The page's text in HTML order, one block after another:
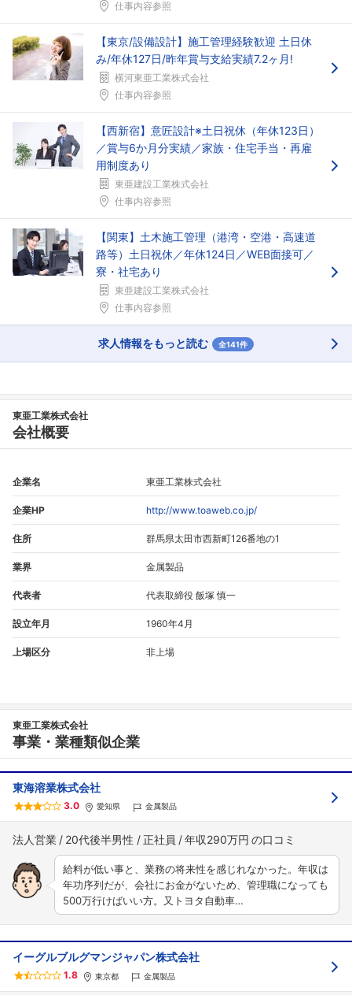
フォローしました
こちらの企業もフォローしませんか？
仕事内容参照
【東京/設備設計】施工管理経験歓迎 土日休
み/年休127日/昨年賞与支給実績7.2ヶ月!
横河東亜工業株式会社
仕事内容参照
【西新宿】意匠設計※土日祝休（年休123日）
／賞与6か月分実績／家族・住宅手当・再雇
用制度あり
東亜建設工業株式会社
仕事内容参照
【関東】土木施工管理（港湾・空港・高速道
路等）土日祝休／年休124日／WEB面接可／
寮・社宅あり
東亜建設工業株式会社
仕事内容参照
求人情報をもっと読む 全141件
東亜工業株式会社
会社概要
企業名 東亜工業株式会社
企業HP http://www.toaweb.co.jp/
住所 群馬県太田市西新町126番地の1
業界 金属製品
代表者 代表取締役 飯塚 慎一
設立年月 1960年4月
上場区分 非上場
東亜工業株式会社
事業・業種類似企業
東海溶業株式会社
3.0 愛知県 金属製品
法人営業 20代後半男性 正社員 年収290万円
給料が低い事と、業務の将来性を感じれなかった。年収は
年功序列だが、会社にお金がないため、管理職になっても
500万行けばいい方。又トヨタ自動車…
イーグルブルグマンジャパン株式会社
1.8 東京都 金属製品